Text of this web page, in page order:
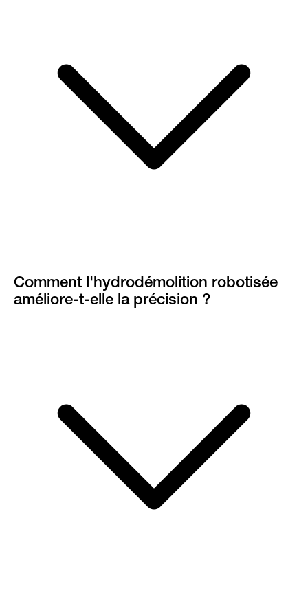
Comment l'hydrodémolition robotisée
améliore-t-elle la précision ?